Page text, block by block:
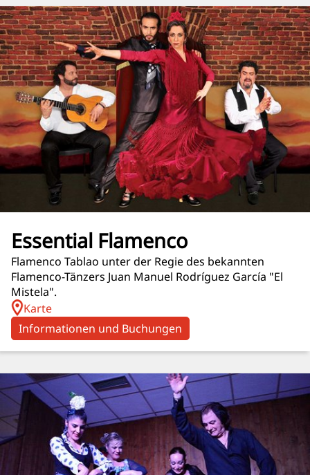
Essential Flamenco
Flamenco Tablao unter der Regie des bekannten
Flamenco-Tänzers Juan Manuel Rodríguez García "El
Mistela".
Karte
Informationen und Buchungen